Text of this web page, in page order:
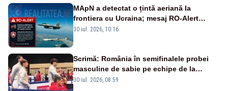
MApN a detectat o țintă aeriană la
frontiera cu Ucraina; mesaj RO-Alert
transmis în județul Tulcea
30 iul. 2026, 10:16
Scrimă: România în semifinalele probei
masculine de sabie pe echipe de la
Campionatele Mondiale
30 iul. 2026, 08:59